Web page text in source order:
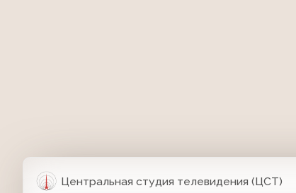
Центральная студия телевидения (ЦСТ)